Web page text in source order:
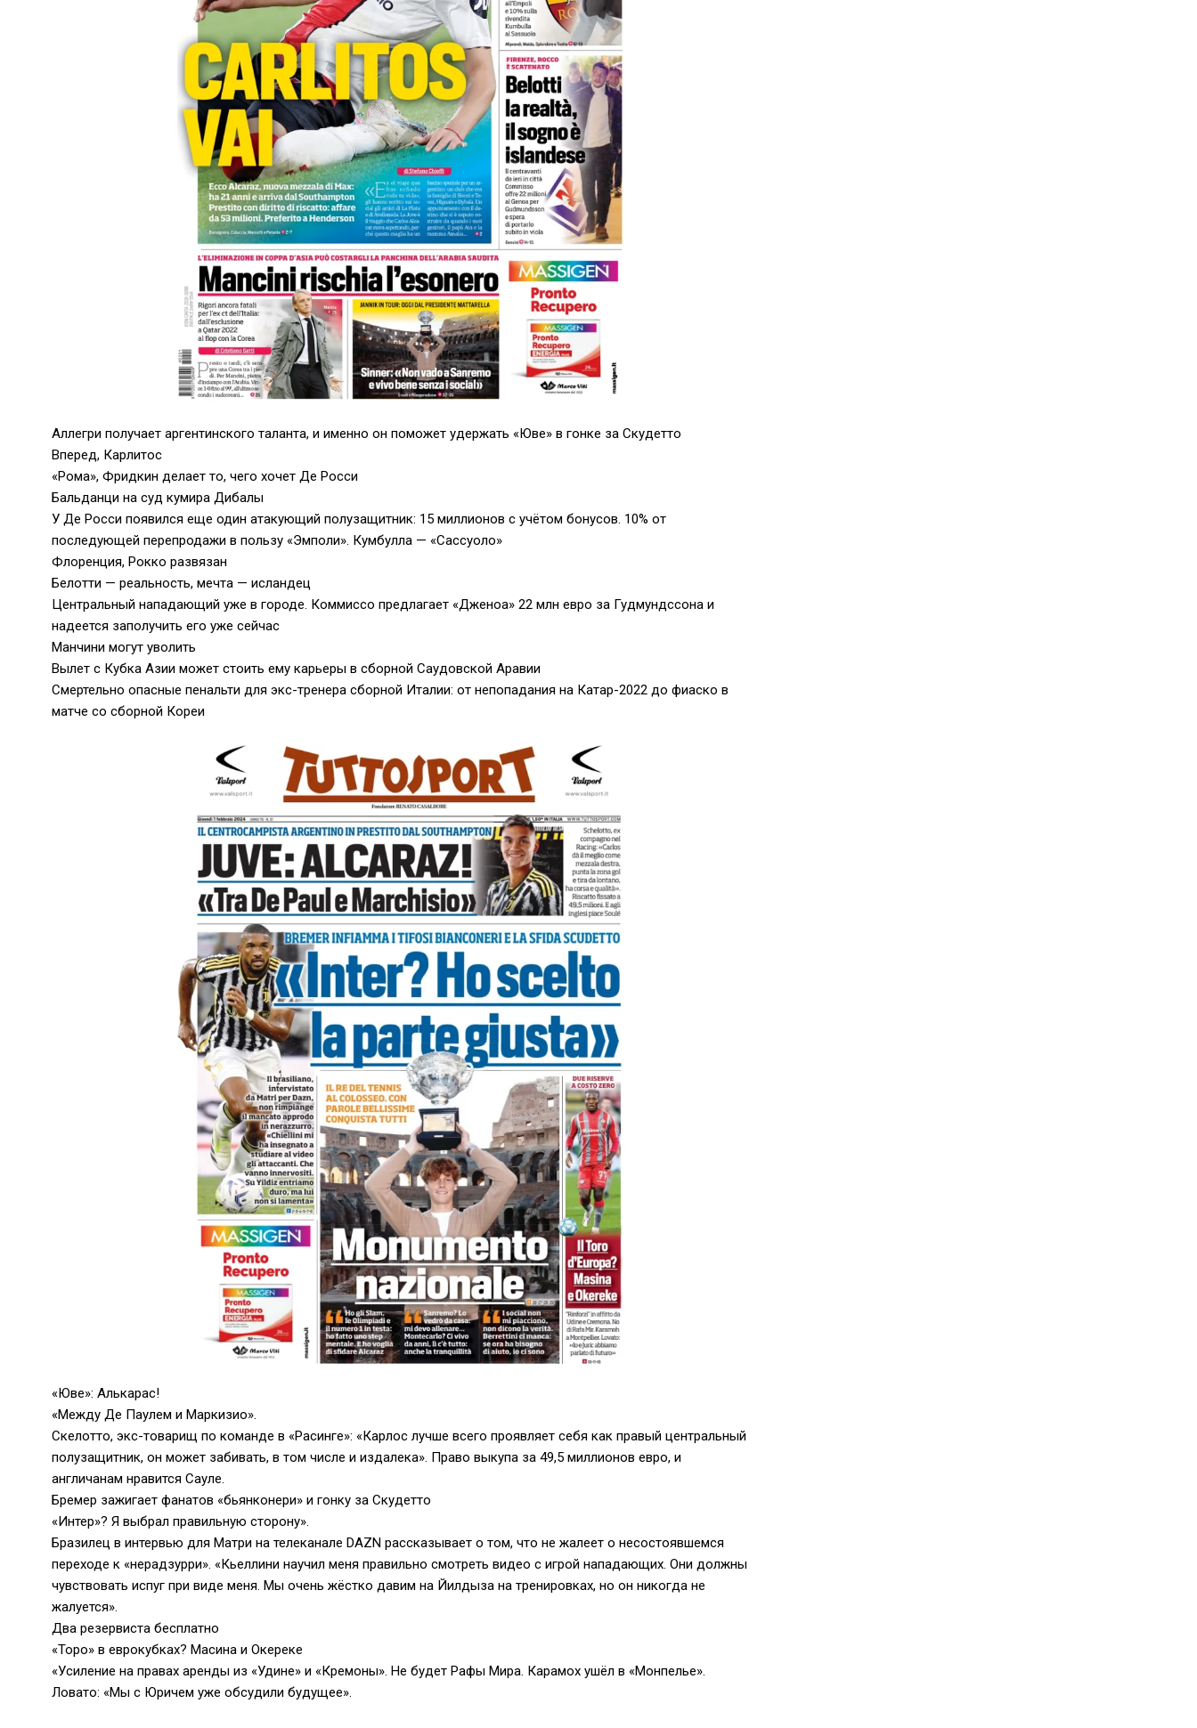
Аллегри получает аргентинского таланта, и именно он поможет удержать «Юве» в гонке за Скудетто
Вперед, Карлитос
«Рома», Фридкин делает то, чего хочет Де Росси
Бальданци на суд кумира Дибалы
У Де Росси появился еще один атакующий полузащитник: 15 миллионов с учётом бонусов. 10% от
последующей перепродажи в пользу «Эмполи». Кумбулла — «Сассуоло»
Флоренция, Рокко развязан
Белотти — реальность, мечта — исландец
Центральный нападающий уже в городе. Коммиссо предлагает «Дженоа» 22 млн евро за Гудмундссона и
надеется заполучить его уже сейчас
Манчини могут уволить
Вылет с Кубка Азии может стоить ему карьеры в сборной Саудовской Аравии
Смертельно опасные пенальти для экс-тренера сборной Италии: от непопадания на Катар-2022 до фиаско в
матче со сборной Кореи
«Юве»: Алькарас!
«Между Де Паулем и Маркизио».
Скелотто, экс-товарищ по команде в «Расинге»: «Карлос лучше всего проявляет себя как правый центральный
полузащитник, он может забивать, в том числе и издалека». Право выкупа за 49,5 миллионов евро, и
англичанам нравится Сауле.
Бремер зажигает фанатов «бьянконери» и гонку за Скудетто
«Интер»? Я выбрал правильную сторону».
Бразилец в интервью для Матри на телеканале DAZN рассказывает о том, что не жалеет о несостоявшемся
переходе к «нерадзурри». «Кьеллини научил меня правильно смотреть видео с игрой нападающих. Они должны
чувствовать испуг при виде меня. Мы очень жёстко давим на Йилдыза на тренировках, но он никогда не
жалуется».
Два резервиста бесплатно
«Торо» в еврокубках? Масина и Окереке
«Усиление на правах аренды из «Удине» и «Кремоны». Не будет Рафы Мира. Карамох ушёл в «Монпелье».
Ловато: «Мы с Юричем уже обсудили будущее».